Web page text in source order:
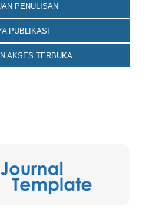
PENULISAN
PUBLIKASI
AKSES TERBUKA